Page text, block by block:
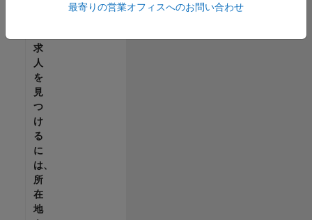
求
人
を
見
つ
け
る
に
は、
所
在
地
最寄りの営業オフィスへのお問い合わせ